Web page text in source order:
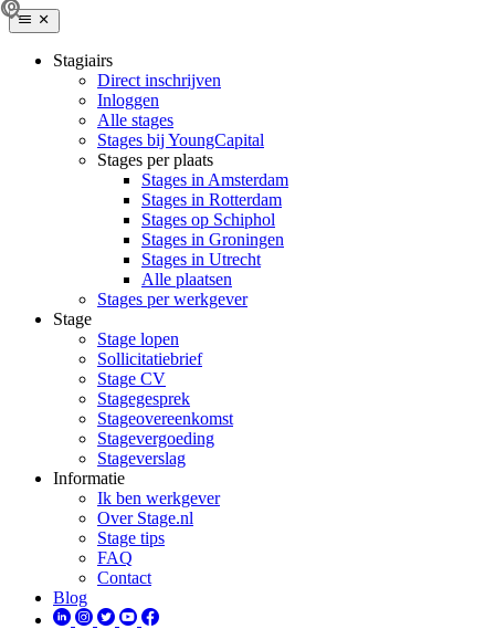
Stagiairs
Direct inschrijven
Inloggen
Alle stages
Stages bij YoungCapital
Stages per plaats
Stages in Amsterdam
Stages in Rotterdam
Stages op Schiphol
Stages in Groningen
Stages in Utrecht
Alle plaatsen
Stages per werkgever
Stage
Stage lopen
Sollicitatiebrief
Stage CV
Stagegesprek
Stageovereenkomst
Stagevergoeding
Stageverslag
Informatie
Ik ben werkgever
Over Stage.nl
Stage tips
FAQ
Contact
Blog